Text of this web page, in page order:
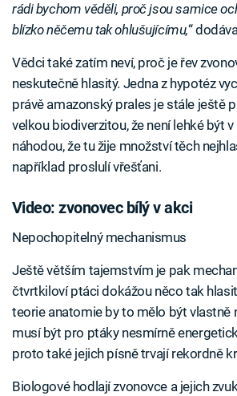
rádi bychom věděli, proč jsou samice
blízko něčemu tak ohlušujícímu,“
Vědci také zatím neví, proč je řev
neskutečně hlasitý. Jedna z hypotéz
právě amazonský prales je stále ještě
velkou biodiverzitou, že není lehké být
náhodou, že tu žije množství těch
například proslulí vřešťani.
Video: zvonovec bílý v akci
Nepochopitelný mechanismus
Ještě větším tajemstvím je pak
čtvrtkiloví ptáci dokážou něco tak
teorie anatomie by to mělo být vlastně
musí být pro ptáky nesmírně
proto také jejich písně trvají rekordně
Biologové hodlají zvonovce a jejich